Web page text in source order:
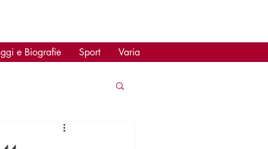
e Biografie Sport Varia